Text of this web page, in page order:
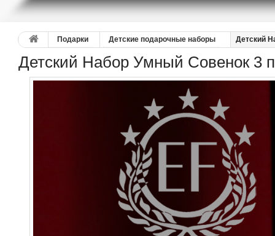
Подарки Детские подарочные наборы Детский
Детский Набор Умный Совенок 3